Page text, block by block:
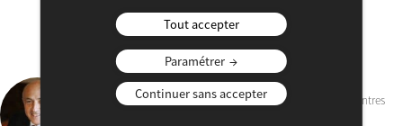
Jean-Hervé Lorenzi
Fondateur du Cercle des économistes et Président des Rencontres
Tout accepter
Paramétrer
Continuer sans accepter